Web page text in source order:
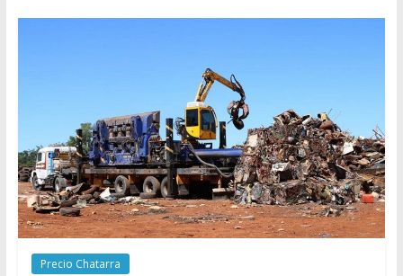
Precio Chatarra